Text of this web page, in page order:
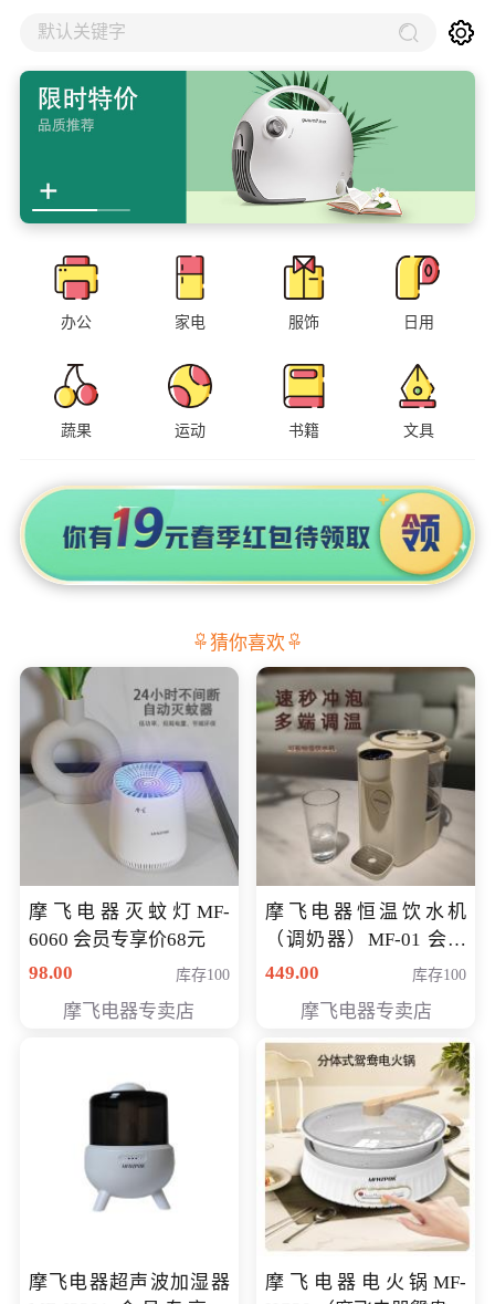
默认关键字
办公 家电 服饰 日用
蔬果 运动 书籍 文具
猜你喜欢
摩飞电器灭蚊灯MF-
6060 会员专享价68元
98.00
库存100
摩飞电器专卖店
摩飞电器恒温饮水机
（调奶器）MF-01 会员
专享价366元
449.00 库存100
摩飞电器专卖店
摩飞电器超声波加湿器
摩飞电器电火锅MF-